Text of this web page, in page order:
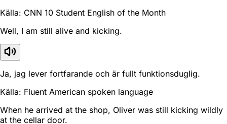
Källa: CNN 10 Student English of the Month
Well, I am still alive and kicking.
Ja, jag lever fortfarande och är fullt funktionsduglig.
Källa: Fluent American spoken language
When he arrived at the shop, Oliver was still kicking wildly
at the cellar door.